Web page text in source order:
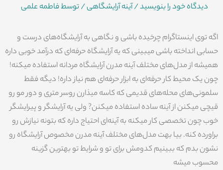
دیدگاه‌ خود را بنویسید/آینه آرایشگاهی/ توسطفاطمه علمی
اگه توی اینستاگرام چرخیده باشی و نگاهی به آرایشگاه‌های درست و
حسابی انداخته باشی میبینی که یه آرایشگاه حرفه‌ای که درآمد خوبی داره
همیشه از مدل‌های مختلف آینه مدرن آرایشگاه مردانه استفاده میکنه!
چون یک محیط کار حرفه‌ای به ابزار حرفه‌ای هم نیاز داره! دیگه فقط
سلمونی‌های محله‌های قدیمی که کاسه میذارن روسر متری و دور‌ مو رو
قیچی میکنن از آینه ساده استفاده میکنن? ولی یه آرایشگر و پیرایشگر
خوب چون تخصصی کار میکنه به آینه‌ای احتیاج داره که بتونه نیازش رو
براورده کنه. بیا بهت مدل‌های مختلف آینه مدرن مخصوص آرایشگاه رو
نشون بدم که ببینیم کدومش برای تو و شرایط تو بهترین گزینه
محسوب میشه